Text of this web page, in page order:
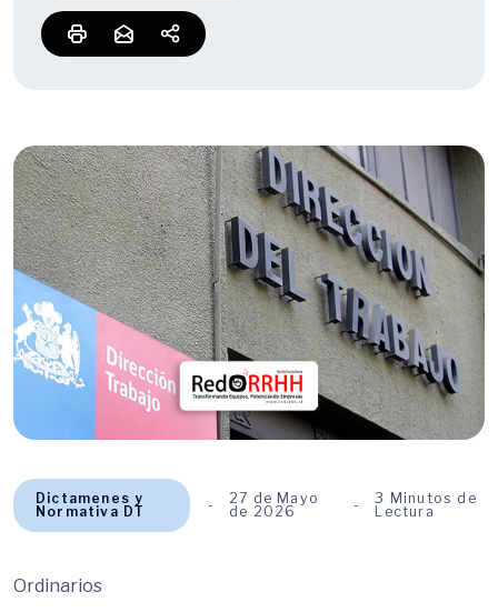
Dictamenes y
Normativa DT
27 de Mayo
de 2026
3 Minutos de
Lectura
Ordinarios